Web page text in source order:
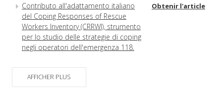
Contributo all'adattamento italiano
del Coping Responses of Rescue
Workers Inventory (CRRWI), strumento
per lo studio delle strategie di coping
negli operatori dell'emergenza 118.
Obtenir l'article
AFFICHER PLUS